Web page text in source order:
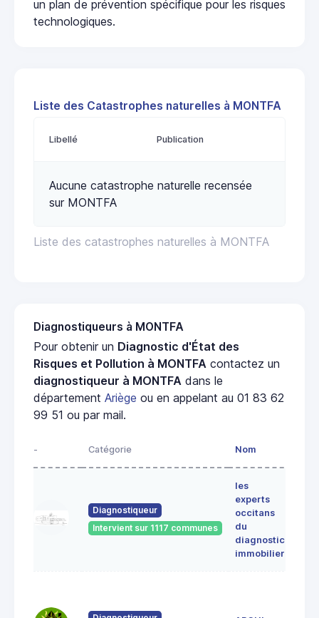
un plan de prévention spécifique pour les risques
technologiques.
Liste des Catastrophes naturelles à MONTFA
Liste des catastrophes naturelles à MONTFA
Libellé Publication
Aucune catastrophe naturelle recensée
sur MONTFA
Diagnostiqueurs à MONTFA
Pour obtenir un Diagnostic d'État des
Risques et Pollution à MONTFA contactez un
diagnostiqueur à MONTFA dans le
département Ariège ou en appelant au 01 83 62
99 51 ou par mail.
- Catégorie Nom
Diagnostiqueur
Intervient sur 1117 communes
les
experts
occitans
du
diagnostic
immobilier